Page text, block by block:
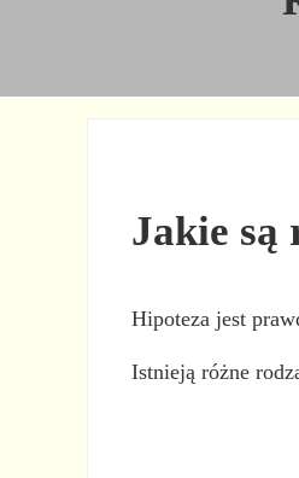
Jakie są
Hipoteza jest
Istnieją różne